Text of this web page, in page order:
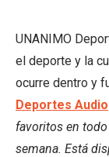
UNANIMO
el deporte y la
ocurre dentro y
Deportes Audio
favoritos en
semana. Está